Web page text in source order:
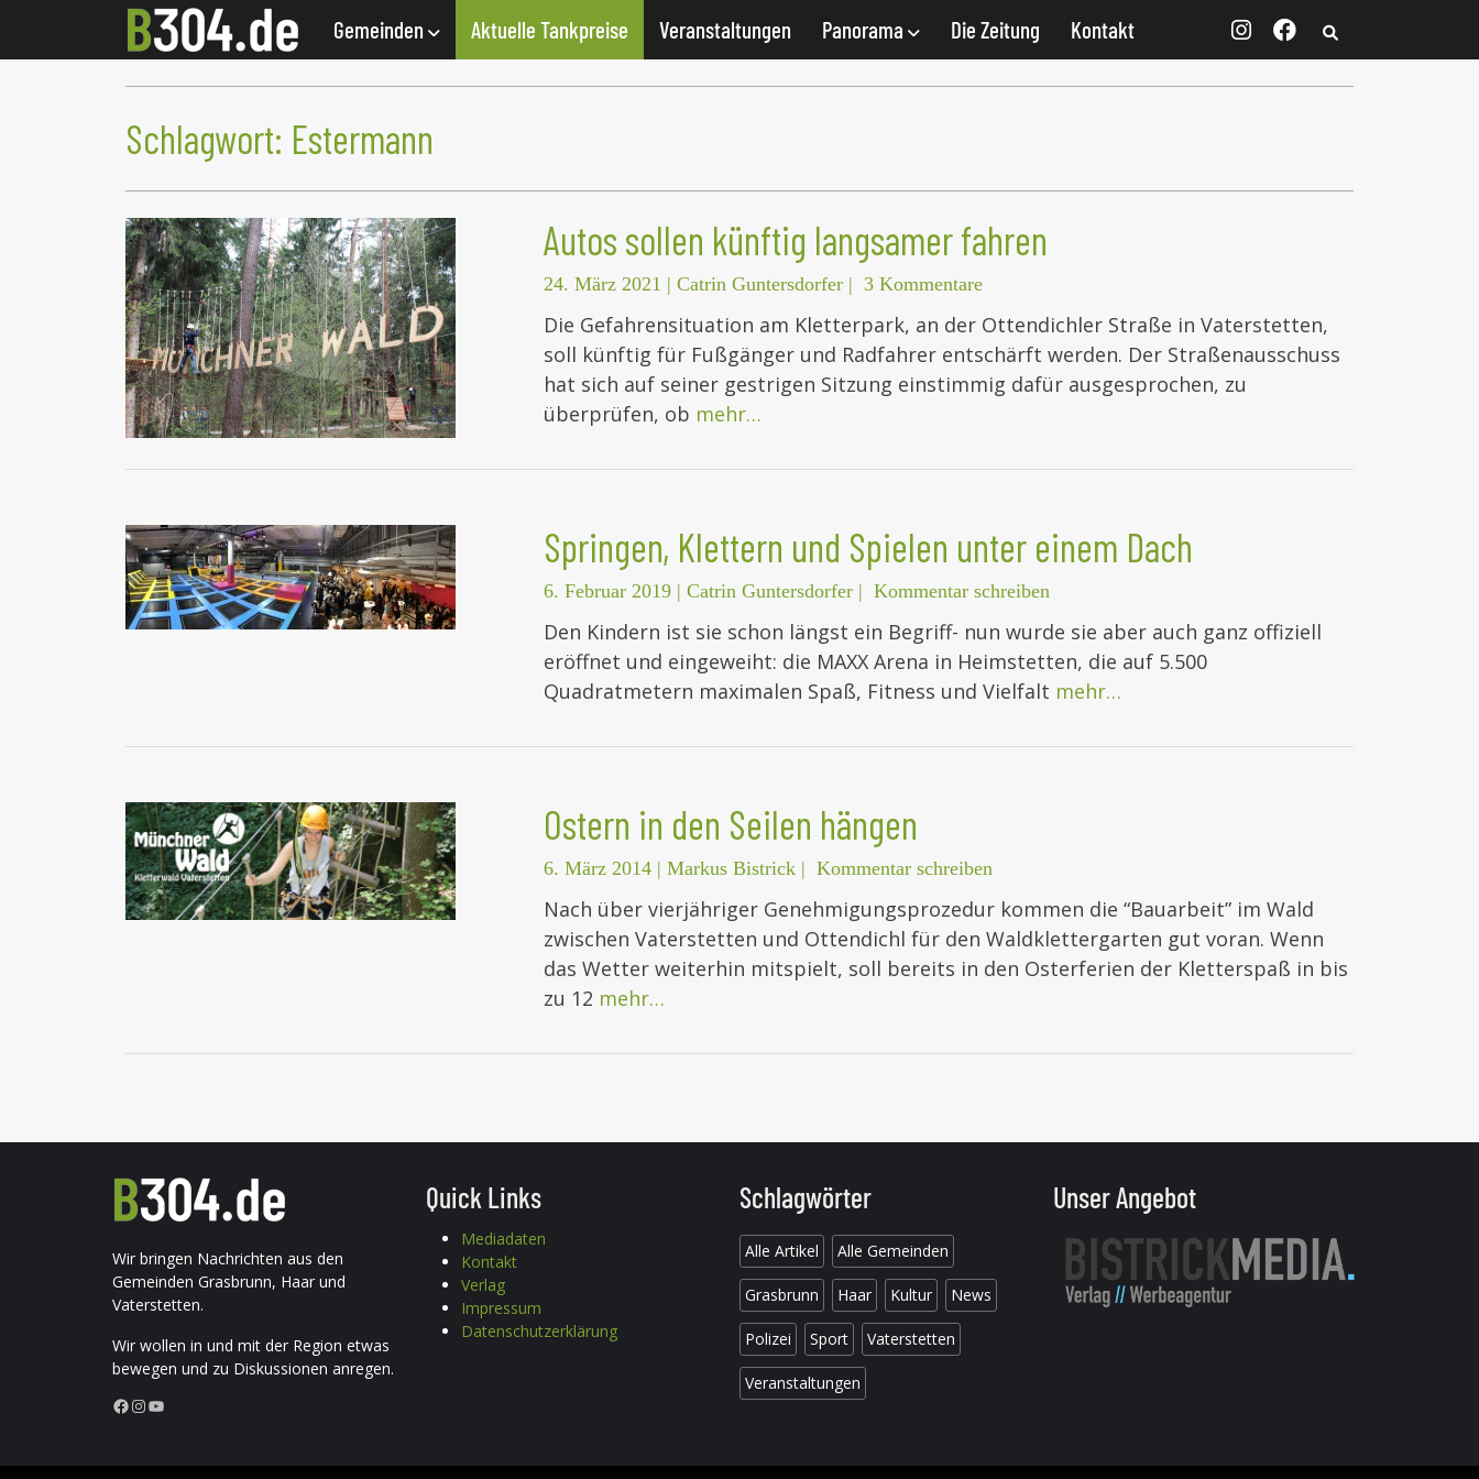
Gemeinden Aktuelle Tankpreise Veranstaltungen Panorama Die Zeitung Kontakt
Schlagwort: Estermann
Autos sollen künftig langsamer fahren
24. März 2021 | Catrin Guntersdorfer | 3 Kommentare
Die Gefahrensituation am Kletterpark, an der Ottendichler Straße in Vaterstetten,
soll künftig für Fußgänger und Radfahrer entschärft werden. Der Straßenausschuss
hat sich auf seiner gestrigen Sitzung einstimmig dafür ausgesprochen, zu
überprüfen, ob mehr…
Springen, Klettern und Spielen unter einem Dach
6. Februar 2019 | Catrin Guntersdorfer | Kommentar schreiben
Den Kindern ist sie schon längst ein Begriff- nun wurde sie aber auch ganz offiziell
eröffnet und eingeweiht: die MAXX Arena in Heimstetten, die auf 5.500
Quadratmetern maximalen Spaß, Fitness und Vielfalt mehr…
Ostern in den Seilen hängen
6. März 2014 | Markus Bistrick | Kommentar schreiben
Nach über vierjähriger Genehmigungsprozedur kommen die “Bauarbeit” im Wald
zwischen Vaterstetten und Ottendichl für den Waldklettergarten gut voran. Wenn
das Wetter weiterhin mitspielt, soll bereits in den Osterferien der Kletterspaß in bis
zu 12 mehr…
Wir bringen Nachrichten aus den
Gemeinden Grasbrunn, Haar und
Vaterstetten.
Wir wollen in und mit der Region etwas
bewegen und zu Diskussionen anregen.
Facebook InstagramYouTube
Quick Links
Mediadaten
Kontakt
Verlag
Impressum
Datenschutzerklärung
Schlagwörter
Alle Artikel Alle Gemeinden
Grasbrunn Haar Kultur News
Polizei Sport Vaterstetten
Veranstaltungen
Unser Angebot